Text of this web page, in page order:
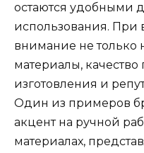
остаются удобными
использования. При
внимание не только
материалы, качество
изготовления и
Один из примеров
акцент на ручной
материалах,